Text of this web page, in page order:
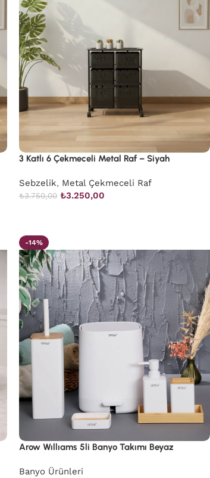
3 Katlı 6 Çekmeceli Metal Raf – Siyah
Sebzelik, Metal Çekmeceli Raf
₺3.750,00 ₺3.250,00
-14%
Arow Wıllıams 5li Banyo Takımı Beyaz
Banyo Ürünleri